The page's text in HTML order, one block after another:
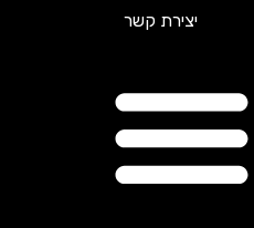
יצירת קשר